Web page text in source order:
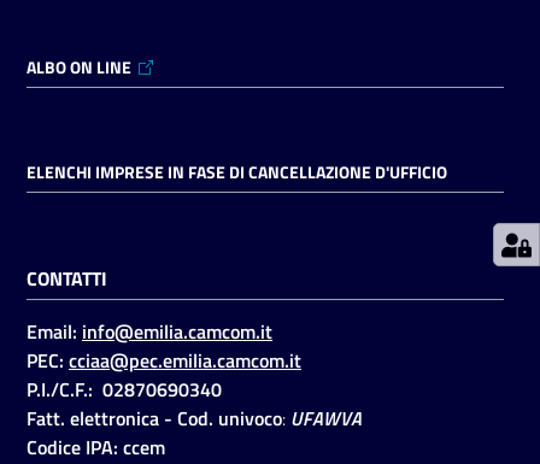
on line
Accedi
ALBO ON LINE
ELENCHI IMPRESE IN FASE DI CANCELLAZIONE D'UFFICIO
CONTATTI
Email: info@emilia.camcom.it
PEC: cciaa@pec.emilia.camcom.it
P.I./C.F.: 02870690340
Fatt. elettronica - Cod. univoco: UFAWVA
Codice IPA: ccem